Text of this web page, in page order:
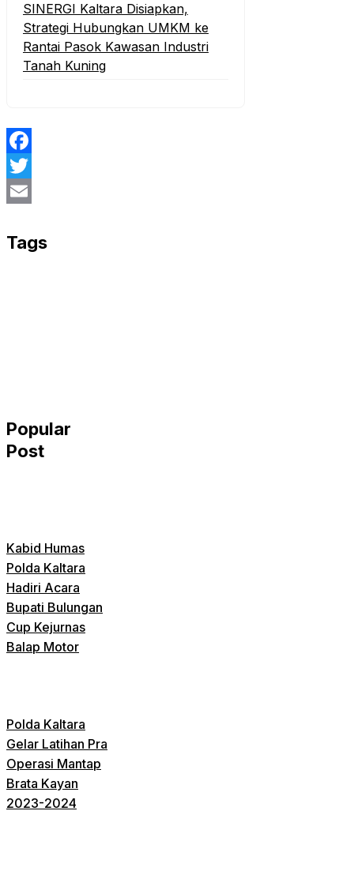
SINERGI Kaltara Disiapkan,
Strategi Hubungkan UMKM ke
Rantai Pasok Kawasan Industri
Tanah Kuning
Facebook
Twitter
Tags
Popular
Post
Kabid Humas
Polda Kaltara
Hadiri Acara
Bupati Bulungan
Cup Kejurnas
Balap Motor
Polda Kaltara
Gelar Latihan Pra
Operasi Mantap
Brata Kayan
2023-2024